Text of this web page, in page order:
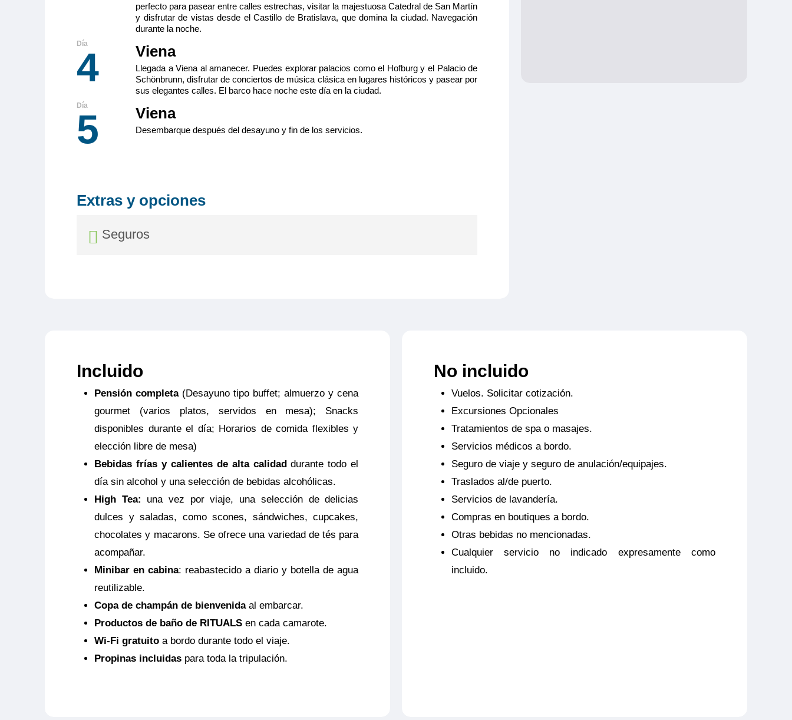
perfecto para pasear entre calles estrechas, visitar la majestuosa Catedral de San Martín
y disfrutar de vistas desde el Castillo de Bratislava, que domina la ciudad. Navegación
durante la noche.
4 Viena
Llegada a Viena al amanecer. Puedes explorar palacios como el Hofburg y el Palacio de
Schönbrunn, disfrutar de conciertos de música clásica en lugares históricos y pasear por
sus elegantes calles. El barco hace noche este día en la ciudad.
5 Viena
Desembarque después del desayuno y fin de los servicios.
Extras y opciones
Seguros
- Gastos médicos en Mundo
-Gestión de equipaje.Robo y daños materiales al equipaje: Hasta 1.000 € por
persona
Consulta aquí el resumen de las coberturas de la Póliza opción hasta 3.500
NOTAS: Este seguro opcional sólo es válido para clientes residentes en España
y deberá ser contratado y pagado en el momento de la confirmación del viaje. Las
coberturas del seguro son válidas solamente para los servicios contratados en la
propia agencia donde se emitió el seguro.
Incluido
Pensión completa (Desayuno tipo buffet; almuerzo y cena
gourmet (varios platos, servidos en mesa); Snacks
disponibles durante el día; Horarios de comida flexibles y
elección libre de mesa)
Bebidas frías y calientes de alta calidad durante todo el
día sin alcohol y una selección de bebidas alcohólicas.
High Tea: una vez por viaje, una selección de delicias
dulces y saladas, como scones, sándwiches, cupcakes,
chocolates y macarons. Se ofrece una variedad de tés para
acompañar.
Minibar en cabina: reabastecido a diario y botella de agua
reutilizable.
Copa de champán de bienvenidaal embarcar.
Productos de baño de RITUALS en cada camarote.
Wi-Fi gratuito a bordo durante todo el viaje.
Propinas incluidas para toda la tripulación.
No incluido
Vuelos. Solicitar cotización.
Excursiones Opcionales
Tratamientos de spa o masajes.
Servicios médicos a bordo.
Seguro de viaje y seguro de anulación/equipajes.
Traslados al/de puerto.
Servicios de lavandería.
Compras en boutiques a bordo.
Otras bebidas no mencionadas.
Cualquier servicio no indicado expresamente como
incluido.